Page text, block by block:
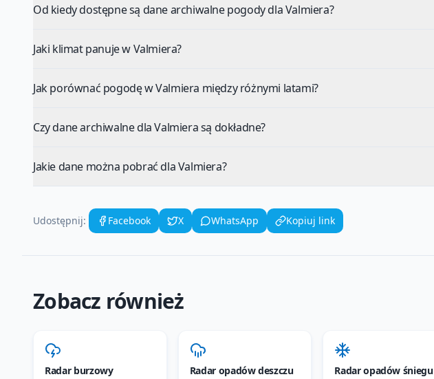
Od kiedy dostępne są dane archiwalne pogody dla Valmiera?
Jaki klimat panuje w Valmiera?
Jak porównać pogodę w Valmiera między różnymi latami?
Czy dane archiwalne dla Valmiera są dokładne?
Jakie dane można pobrać dla Valmiera?
Udostępnij: Facebook X WhatsApp Kopiuj link
Zobacz również
Radar burzowy Radar opadów deszczu Radar opadów śniegu